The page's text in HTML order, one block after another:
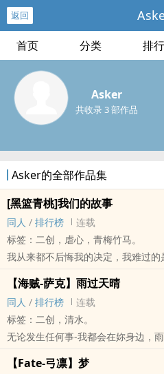
返回
首页 分类 排行
Asker
共收录 3 部作品
Asker的全部作品集
[黑篮青桃]我们的故事
‍‎同‍‌人‎ / 排行榜
连载
标签：二创，虐心，青梅竹马。
我从来都不后悔我的决定，我难过
我们非常靠近，却又离得非常遥远
【海贼-萨克】雨过天晴
‍‎同‍‌人‎ / 排行榜
连载
标签：二创，清水。
无论发生任何事-我都会在妳身边，
的那道彩虹。
【Fate-弓凛】梦